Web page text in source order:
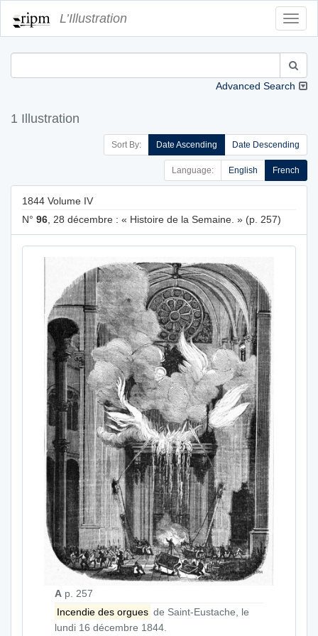
L’Illustration
Advanced Search
1 Illustration
Sort By: Date Ascending Date Descending
Language: English French
1844 Volume IV
N° 96 , 28 décembre : « Histoire de la Semaine. » (p. 257)
A p. 257
Incendie des orgues de Saint-Eustache, le
lundi 16 décembre 1844.